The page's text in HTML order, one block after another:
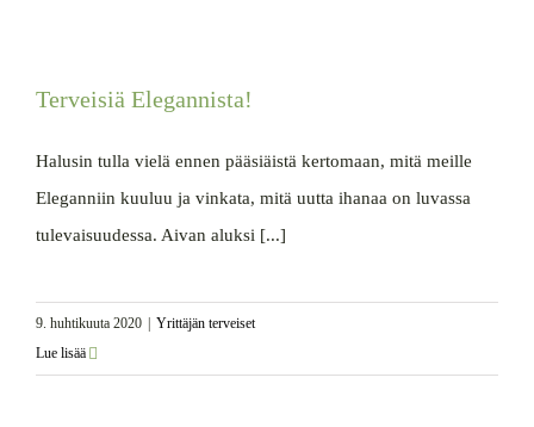
Terveisiä Elegannista!
Halusin tulla vielä ennen pääsiäistä kertomaan, mitä meille
Eleganniin kuuluu ja vinkata, mitä uutta ihanaa on luvassa
tulevaisuudessa. Aivan aluksi [...]
9. huhtikuuta 2020
Yrittäjän terveiset
Lue lisää